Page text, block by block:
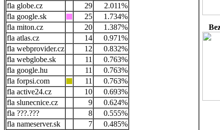
globe.cz
29
2.011%
google.sk
25
1.734%
miton.cz
20
1.387%
atlas.cz
14
0.971%
webprovider.cz
12
0.832%
webglobe.sk
11
0.763%
google.hu
11
0.763%
forpsi.com
11
0.763%
active24.cz
10
0.693%
slunecnice.cz
9
0.624%
???.???
8
0.555%
nameserver.sk
7
0.485%